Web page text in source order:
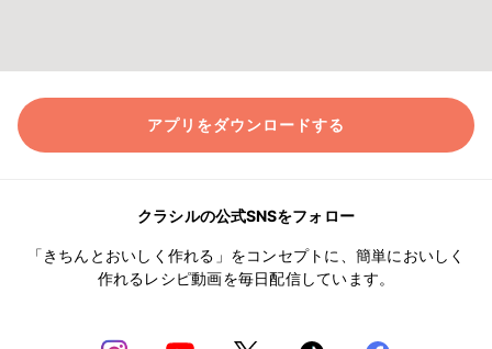
アプリをダウンロードする
クラシルの公式SNSをフォロー
「きちんとおいしく作れる」をコンセプトに、簡単においしく
作れるレシピ動画を毎日配信しています。